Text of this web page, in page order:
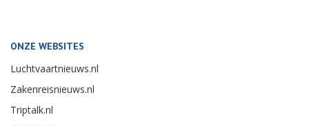
ONZE WEBSITES
Luchtvaartnieuws.nl
Zakenreisnieuws.nl
Triptalk.nl